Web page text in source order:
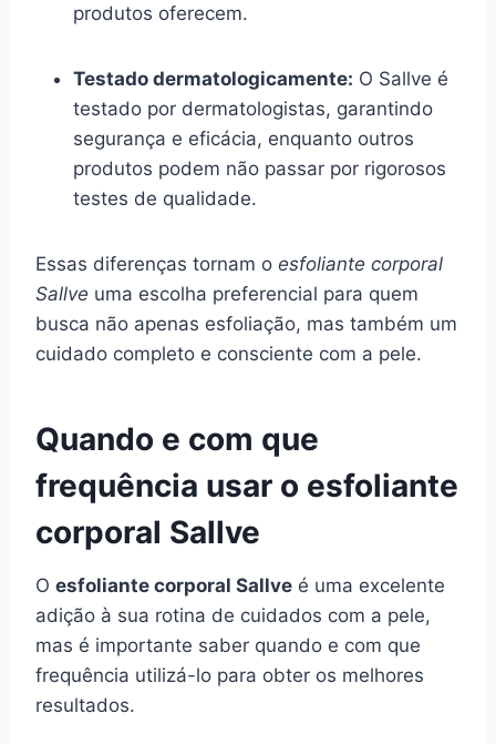
produtos oferecem.
Testado dermatologicamente: O Sallve é
testado por dermatologistas, garantindo
segurança e eficácia, enquanto outros
produtos podem não passar por rigorosos
testes de qualidade.
Essas diferenças tornam o esfoliante corporal
Sallve uma escolha preferencial para quem
busca não apenas esfoliação, mas também um
cuidado completo e consciente com a pele.
Quando e com que
frequência usar o esfoliante
corporal Sallve
O esfoliante corporal Sallve é uma excelente
adição à sua rotina de cuidados com a pele,
mas é importante saber quando e com que
frequência utilizá-lo para obter os melhores
resultados.